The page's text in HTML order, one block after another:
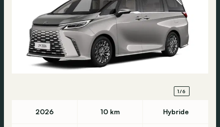
1/6
2026 10 km Hybride